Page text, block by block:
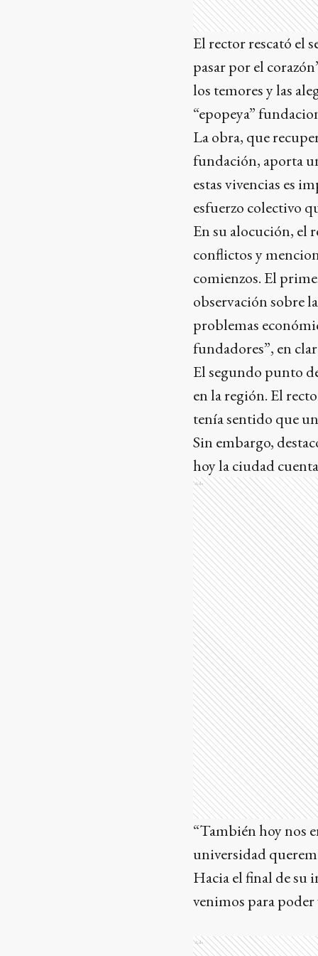
El rector rescató el
pasar por el
los temores y las
“epopeya”
La obra, que
fundación, aporta
estas vivencias es
esfuerzo colectivo
En su alocución, el
conflictos y
comienzos. El
observación sobre
problemas
fundadores”, en
El segundo punto
en la región. El
tenía sentido que
Sin embargo,
hoy la ciudad
Ads
“También hoy nos
universidad
Hacia el final de su
venimos para
Ads